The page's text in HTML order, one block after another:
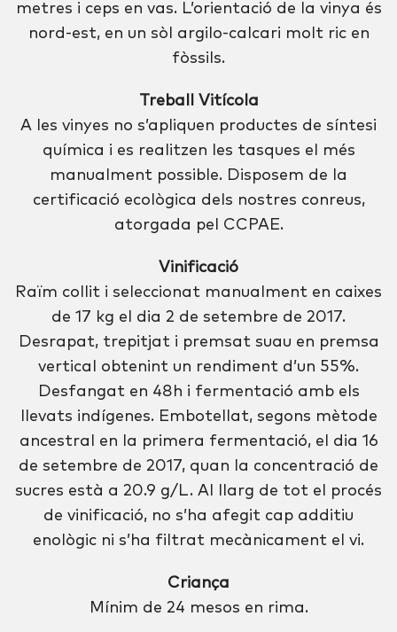
metres i ceps en vas. L’orientació de la vinya és
nord-est, en un sòl argilo-calcari molt ric en
fòssils.
Treball Vitícola
A les vinyes no s’apliquen productes de síntesi
química i es realitzen les tasques el més
manualment possible. Disposem de la
certificació ecològica dels nostres conreus,
atorgada pel CCPAE.
Vinificació
Raïm collit i seleccionat manualment en caixes
de 17 kg el dia 2 de setembre de 2017.
Desrapat, trepitjat i premsat suau en premsa
vertical obtenint un rendiment d’un 55%.
Desfangat en 48h i fermentació amb els
llevats indígenes. Embotellat, segons mètode
ancestral en la primera fermentació, el dia 16
de setembre de 2017, quan la concentració de
sucres està a 20.9 g/L. Al llarg de tot el procés
de vinificació, no s’ha afegit cap additiu
enològic ni s’ha filtrat mecànicament el vi.
Criança
Mínim de 24 mesos en rima.